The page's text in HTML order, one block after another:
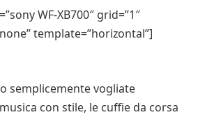
WF-XB700″ grid=”1″
template=”horizontal”]
semplicemente vogliate
con stile, le cuffie da corsa